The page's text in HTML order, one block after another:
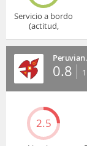
Servicio a bordo
(actitud,
0.8 1
2.5